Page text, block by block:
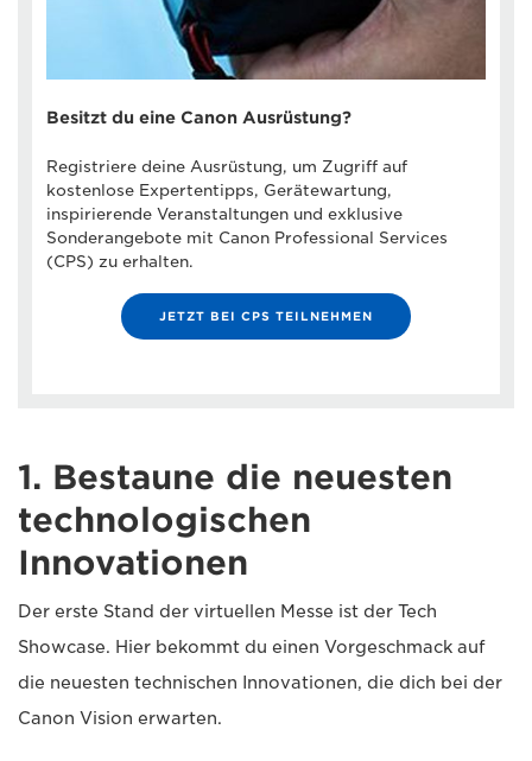
Besitzt du eine Canon Ausrüstung?
Registriere deine Ausrüstung, um Zugriff auf
kostenlose Expertentipps, Gerätewartung,
inspirierende Veranstaltungen und exklusive
Sonderangebote mit Canon Professional Services
(CPS) zu erhalten.
JETZT BEI CPS TEILNEHMEN
1. Bestaune die neuesten
technologischen
Innovationen
Der erste Stand der virtuellen Messe ist der Tech
Showcase. Hier bekommt du einen Vorgeschmack auf
die neuesten technischen Innovationen, die dich bei der
Canon Vision erwarten.